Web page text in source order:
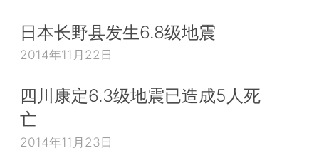
日本长野县发生6.8级地震
2014年11月22日
四川康定6.3级地震已造成5人死
亡
2014年11月23日